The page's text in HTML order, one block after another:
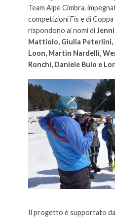
Team Alpe Cimbra,
competizioni Fis e di
rispondono ai nomi di
Mattiolo, Giulia Peterlini,
Loon, Martin Nardelli,
Ronchi, Daniele Buio e
Il progetto è supportato da